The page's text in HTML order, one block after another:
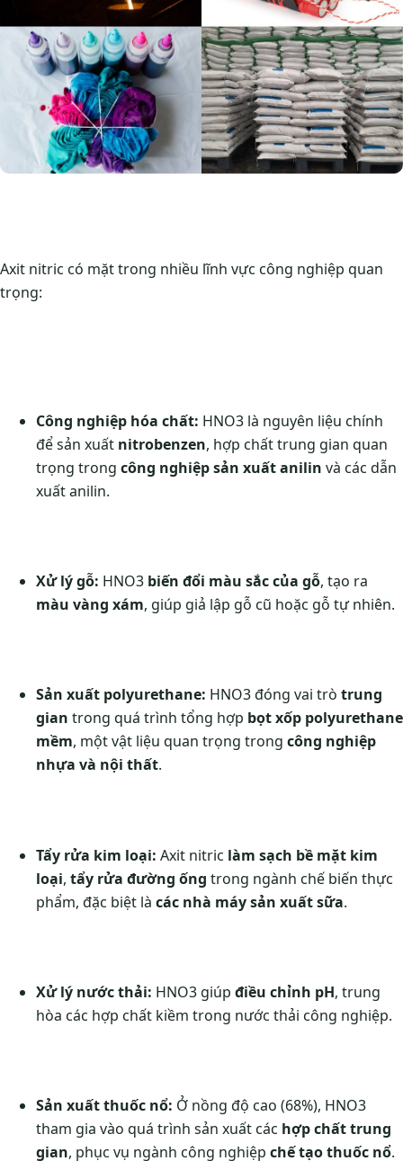
Axit nitric có mặt trong nhiều lĩnh vực công nghiệp quan
trọng:
Công nghiệp hóa chất: HNO3 là nguyên liệu chính
để sản xuất nitrobenzen, hợp chất trung gian quan
trọng trong công nghiệp sản xuất anilin và các dẫn
xuất anilin.
Xử lý gỗ: HNO3 biến đổi màu sắc của gỗ, tạo ra
màu vàng xám, giúp giả lập gỗ cũ hoặc gỗ tự nhiên.
Sản xuất polyurethane: HNO3 đóng vai trò trung
gian trong quá trình tổng hợp bọt xốp polyurethane
mềm, một vật liệu quan trọng trong công nghiệp
nhựa và nội thất.
Tẩy rửa kim loại: Axit nitric làm sạch bề mặt kim
loại, tẩy rửa đường ống trong ngành chế biến thực
phẩm, đặc biệt là các nhà máy sản xuất sữa.
Xử lý nước thải: HNO3 giúp điều chỉnh pH, trung
hòa các hợp chất kiềm trong nước thải công nghiệp.
Sản xuất thuốc nổ: Ở nồng độ cao (68%), HNO3
tham gia vào quá trình sản xuất các hợp chất trung
gian, phục vụ ngành công nghiệp chế tạo thuốc nổ.